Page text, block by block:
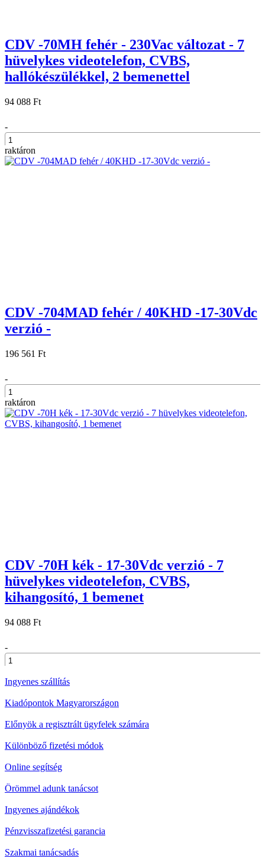
CDV -70MH fehér - 230Vac változat - 7
hüvelykes videotelefon, CVBS,
hallókészülékkel, 2 bemenettel
94 088 Ft
-
+
raktáron
CDV -704MAD fehér / 40KHD -17-30Vdc
verzió -
196 561 Ft
-
+
raktáron
CDV -70H kék - 17-30Vdc verzió - 7
hüvelykes videotelefon, CVBS,
kihangosító, 1 bemenet
94 088 Ft
-
+
Ingyenes szállítás
Kiadópontok Magyarországon
Előnyök a regisztrált ügyfelek számára
Különböző fizetési módok
Online segítség
Örömmel adunk tanácsot
Ingyenes ajándékok
Pénzvisszafizetési garancia
Szakmai tanácsadás